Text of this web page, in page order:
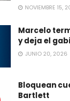
NOVIEMBRE 15,
Marcelo
y deja el
JUNIO 20, 2026
Bloquean
Bartlett